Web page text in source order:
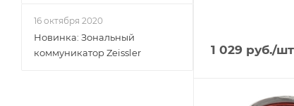
1 029 руб./шт
16 октября 2020
Новинка: Зональный
коммуникатор Zeissler